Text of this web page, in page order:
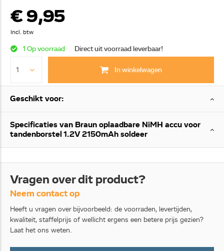
€ 9,95
Incl. btw
1 Op voorraad Direct uit voorraad leverbaar!
In winkelwagen
Geschikt voor:
Specificaties van Braun oplaadbare NiMH accu voor
tandenborstel 1.2V 2150mAh soldeer
Vragen over dit product?
Neem contact op
Heeft u vragen over bijvoorbeeld: de voorraden, levertijden,
kwaliteit, staffelprijs of wellicht ergens een betere prijs gezien?
Laat het ons weten.